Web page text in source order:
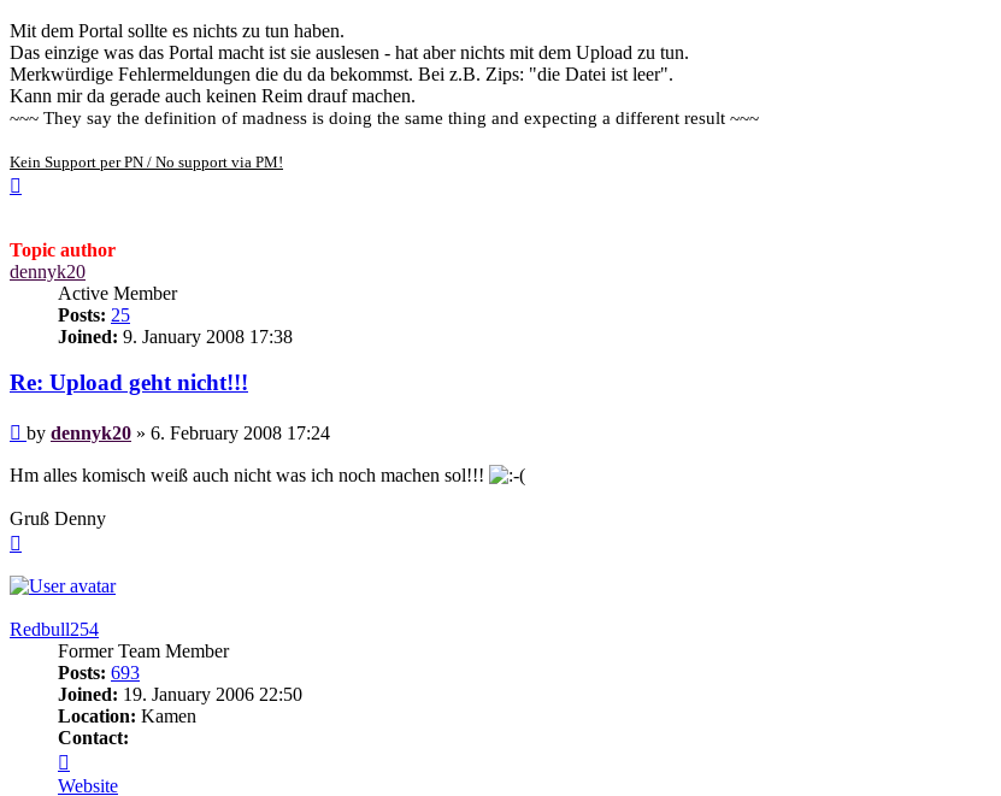
Mit dem Portal sollte es nichts zu tun haben.
Das einzige was das Portal macht ist sie auslesen - hat aber nichts mit dem Upload zu tun.
Merkwürdige Fehlermeldungen die du da bekommst. Bei z.B. Zips: "die Datei ist leer".
Kann mir da gerade auch keinen Reim drauf machen.
~~~ They say the definition of madness is doing the same thing and expecting a different result ~~~
Kein Support per PN / No support via PM!
Topic author
dennyk20
Active Member
Posts: 25
Joined: 9. January 2008 17:38
Re: Upload geht nicht!!!
Post
by dennyk20 » 6. February 2008 17:24
Hm alles komisch weiß auch nicht was ich noch machen sol!!!
Gruß Denny
Redbull254
Former Team Member
Posts: 693
Joined: 19. January 2006 22:50
Location: Kamen
Contact:
Redbull254
Website